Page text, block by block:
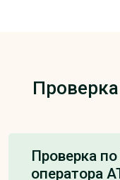
Проверка
оператора